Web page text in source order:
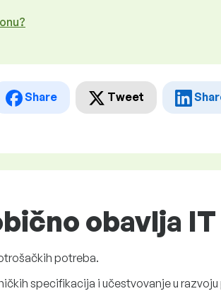
Share Tweet
obavlja
potreba.
specifikacija i učestvovanje u